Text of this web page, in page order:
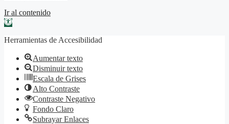
Ir al contenido
Abrir barra de herramientas
Herramientas de Accesibilidad
Aumentar texto
Disminuir texto
Escala de Grises
Alto Contraste
Contraste Negativo
Fondo Claro
Subrayar Enlaces